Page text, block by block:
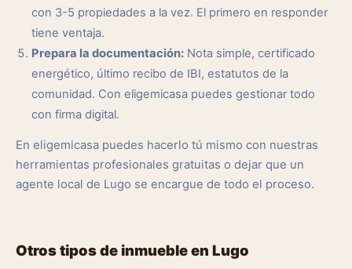
con 3-5 propiedades a la vez. El primero en responder
tiene ventaja.
Prepara la documentación: Nota simple, certificado
energético, último recibo de IBI, estatutos de la
comunidad. Con eligemicasa puedes gestionar todo
con firma digital.
En eligemicasa puedes hacerlo tú mismo con nuestras
herramientas profesionales gratuitas o dejar que un
agente local de Lugo se encargue de todo el proceso.
Otros tipos de inmueble en Lugo